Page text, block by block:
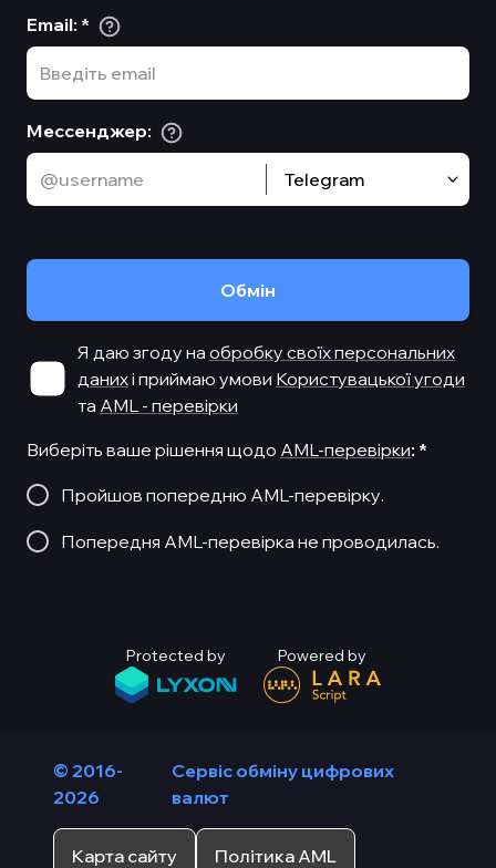
Email: *
Мессенджер:
Telegram
Обмiн
Я даю згоду на обробку своїх персональних
данихі приймаю умови Користувацької угоди
та AML - перевірки
Виберіть ваше рішення щодо AML-перевірки: *
Пройшов попередню AML-перевірку.
Попередня AML-перевірка не проводилась.
Protected by Powered by
© 2016-
2026
Сервіс обміну цифрових
валют
Карта сайту Політика AML